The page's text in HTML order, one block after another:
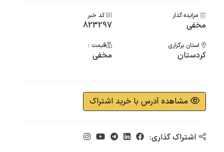
مزایده گذار
مخفی
کد خبر
823297
استان برگزاری
کردستان
قیمت :
مخفی
مشاهده آدرس با خرید اشتراک
اشتراک گذاری: